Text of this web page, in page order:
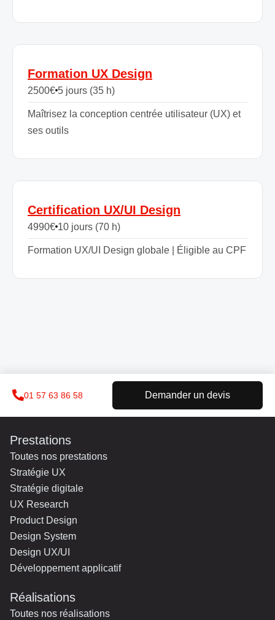
Formation UX Design
2500€ 5 jours (35 h)
Maîtrisez la conception centrée utilisateur (UX) et
ses outils
Certification UX/UI Design
4990€ 10 jours (70 h)
Formation UX/UI Design globale | Éligible au CPF
01 57 63 86 58 Demander un devis
Prestations
Toutes nos prestations
Stratégie UX
Stratégie digitale
UX Research
Product Design
Design System
Design UX/UI
Développement applicatif
Réalisations
Toutes nos réalisations